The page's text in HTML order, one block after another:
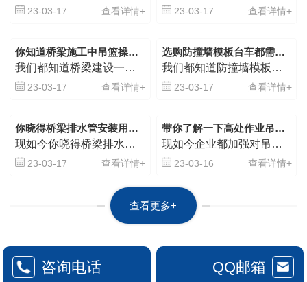
控制；机电一体化技术则..了设备的可
23-03-17 查看详情+ 23-03-17 查看详情+
你知道桥梁施工中吊篮操作都有哪些事项是需要注意的么？
我们都知道桥梁建设一般都是比较危险的，吊蓝在桥梁建设中也是必不可少的。哪么你知道桥梁施工中吊篮操作都有哪些事项是需要注意的么？接下来河南桥梁外侧施工台车公司小编就为大家做一些介绍，希望通过本文的阅读对你有所帮助。 由于桥梁悬空架设较长。切勿在操作时以为自己动作熟练或为赶工期追求速度等问题，启动设备和停止时有一定的惯性
23-03-17 查看详情+
选购防撞墙模板台车都需留意的事项都有哪些你知道么？
我们都知道防撞墙模板台车作为施工的设备，可以吊装也可以侧边施工。那么选购防撞墙模板台车都需留意的事项都有哪些你知道么？接下来河南防撞墙模板台车厂家小编就为大家分享一些相关知识，希望通过本文的阅读对你有所帮助。 经过中交、中建、中铁单位的多次技术交流会议讨论，以及安监局的安.全施工指示： 1、该类产品属于焊合件结构非
23-03-17 查看详情+
你晓得桥梁排水管安装用的是什么设备施工的么?小编告诉你
现如今你晓得桥梁排水管安装用的是什么设备施工的么？接下来河南排水管施工台车公司小编就为大家做一些介绍，希望通过本文的阅读对你有所帮助。 以前桥梁排水管安装过去施工人员常常用汽车式桥梁检测车或者桥梁施工吊篮来施工，从消费比和便捷性角度来看，它们都不是理想的选择，现在，桥梁排水管安装专业设备被研制出来了，它的出现使得桥梁
23-03-17 查看详情+
带你了解一下高处作业吊篮的安保管理都有哪些
现如今企业都加强对吊篮管理施工 一直以来就是生产管理的大问题,处作业吊篮已成为高处坠落事故的一大危险点。哪么高处作业吊篮的安.全管理都有哪些你知道么？接下来河南桥梁外侧施工台车厂家小编整理了一些相关知识与大家分享，希望通过本文的阅读对你有所帮助。 1、严格验收制度,强化对吊篮作业人员的安.全考核
23-03-16 查看详情+
查看更多+
咨询电话 QQ邮箱